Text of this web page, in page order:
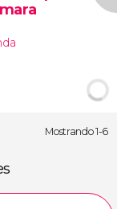
Mostrando 1-6